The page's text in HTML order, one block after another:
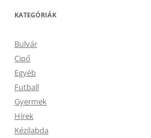
KATEGÓRIÁK
Bulvár
Cipő
Egyéb
Futball
Gyermek
Hírek
Kézilabda